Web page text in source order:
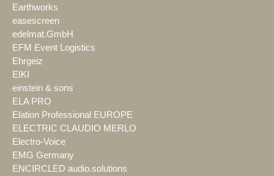
Earthworks
easescreen
edelmat.GmbH
EFM Event Logistics
Ehrgeiz
EIKI
einstein & sons
ELA PRO
Elation Professional EUROPE
ELECTRIC CLAUDIO MERLO
Electro-Voice
EMG Germany
ENCIRCLED audio.solutions